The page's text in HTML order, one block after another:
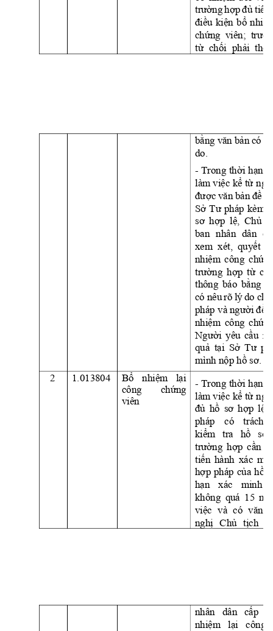
trườnghợpđủ tiêu
điều kiện bổ
chứng viên;
từ chối phải
bằng văn bản có
do.
- Trong thời hạn
làm việc kể từ
được văn bản đề
Sở Tư pháp kèm
sơ hợp lệ, Chủ
ban nhân dân
xem  xét, quyết
nhiệm công
trường hợp từ
thông báo bằng
có nêu rõ lý do
pháp và người đề
nhiệm công
Người yêu cầu
quả tại Sở Tư
mình nộp hồ sơ.
2
1.013804 Bổ nhiệm
lại
công
chứng
viên
- Trong thời hạn
làm việc kể từ
đủ hồ sơ hợp lệ,
pháp
có trách
kiểm
tra hồ
sơ,
trường hợp cần
tiến hành xác
hợp pháp của hồ
hạn
xác minh
không quá 15
việc và có văn
nghị
Chủ tịch
nhân dân cấp
nhiệm
lại
công